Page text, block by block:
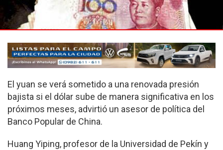
El yuan se verá sometido a una renovada presión
bajista si el dólar sube de manera significativa en los
próximos meses, advirtió un asesor de política del
Banco Popular de China.
Huang Yiping, profesor de la Universidad de Pekín y